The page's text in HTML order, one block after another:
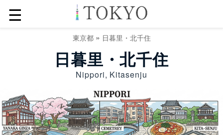
☰
東京都» 日暮里・北千住
日暮里・北千住
Nippori, Kitasenju